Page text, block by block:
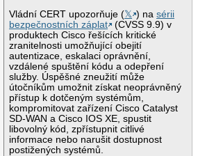
Vládní CERT upozorňuje (𝕏 ) nasérii
bezpečnostních záplat
(CVSS 9.9) v
produktech Cisco řešících kritické
zranitelnosti umožňující obejití
autentizace, eskalaci oprávnění,
vzdálené spuštění kódu a odepření
služby. Úspěšné zneužití může
útočníkům umožnit získat neoprávněný
přístup k dotčeným systémům,
kompromitovat zařízení Cisco Catalyst
SD-WAN a Cisco IOS XE, spustit
libovolný kód, zpřístupnit citlivé
informace nebo narušit dostupnost
postižených systémů.